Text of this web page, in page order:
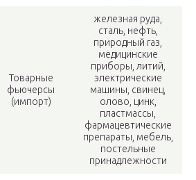
Товарные
фьючерсы
(импорт)
железная руда,
сталь, нефть,
природный газ,
медицинские
приборы, литий,
электрические
машины, свинец,
олово, цинк,
пластмассы,
фармацевтические
препараты, мебель,
постельные
принадлежности